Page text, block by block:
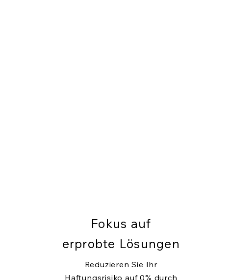
Fokus auf
erprobte Lösungen
Reduzieren Sie Ihr
Haftungsrisiko auf 0% durch